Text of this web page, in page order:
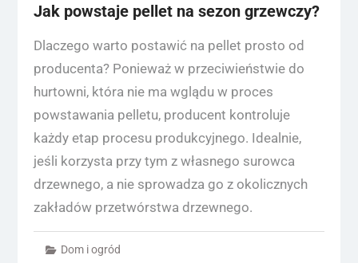
Jak powstaje pellet na sezon grzewczy?
Dlaczego warto postawić na pellet prosto od
producenta? Ponieważ w przeciwieństwie do
hurtowni, która nie ma wglądu w proces
powstawania pelletu, producent kontroluje
każdy etap procesu produkcyjnego. Idealnie,
jeśli korzysta przy tym z własnego surowca
drzewnego, a nie sprowadza go z okolicznych
zakładów przetwórstwa drzewnego.
Dom i ogród